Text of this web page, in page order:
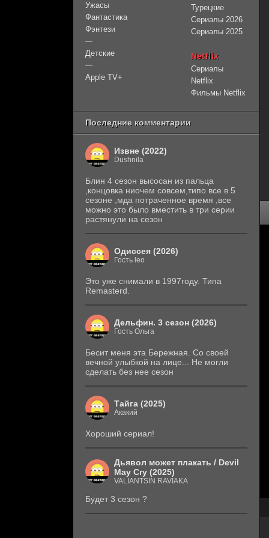
Ужасы
Фантастика
Фэнтези
—
Детские
—
Apple TV+
Турецкие
Сериалы 2026
Сериалы 2025
Netflix
Сериалы
Netflix
Фильмы Netflix
Последние комментарии
Извне (2022)
Dushnila
Блин 4 сезон высосан из пальца
,концовка ниочем совсем,типо все в 5
сезоне ,мда потраченное время ,все
можно это было вместить в три серии
растянули на сезон
Одиссея (2026)
Гость leo
Это уже снимали в 1997году. Типа
Remasterd.
Дельфин. 3 сезон (2026)
Гость Ольга
Бесит меня эта Бережная. Со своей
вечной улыбкой на лице... Не могли
сделать без нее сезон
Тайга (2025)
Акакий
Хороший сериал!
Дьявол может плакать / Devil
May Cry (2025)
VALIANTSIN RAVIAKA
Будет 3 сезон ?